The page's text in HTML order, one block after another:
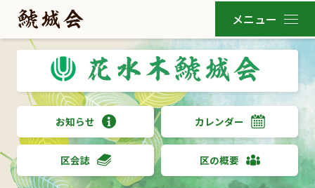
お知らせ カレンダー
区会誌 区の概要